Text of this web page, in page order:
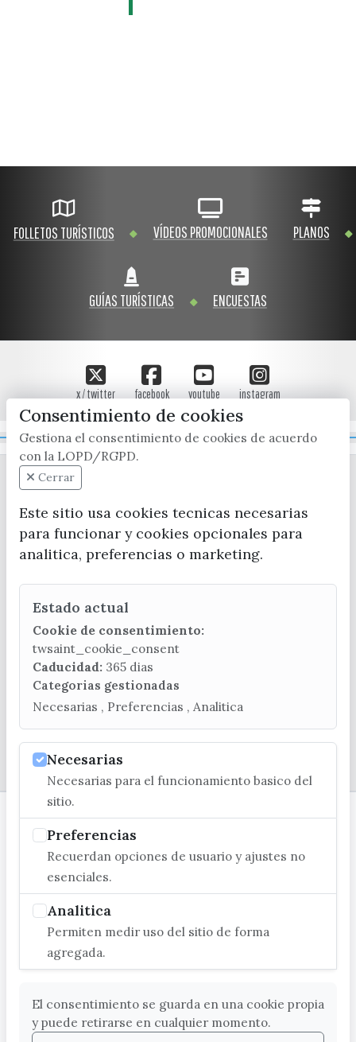
FOLLETOS TURÍSTICOS VÍDEOS PROMOCIONALES PLANOS
GUÍAS TURÍSTICAS ENCUESTAS
x / twitter facebook youtube instagram
Mapa Web
(+34) 952 541 104
turismo@velezmalaga.es
C/ Poniente, 2. CP 29740 - Torre del Mar
© EXCMO. AYUNTAMIENTO DE VÉLEZ-MÁLAGA
Consentimiento de cookies
Gestiona el consentimiento de cookies de acuerdo
con la LOPD/RGPD.
Cerrar
Este sitio usa cookies tecnicas necesarias
para funcionar y cookies opcionales para
analitica, preferencias o marketing.
Estado actual
Cookie de consentimiento:
twsaint_cookie_consent
Caducidad: 365 dias
Categorias gestionadas
Necesarias , Preferencias , Analitica
Necesarias
Necesarias para el funcionamiento basico del
sitio.
Preferencias
Recuerdan opciones de usuario y ajustes no
esenciales.
Analitica
Permiten medir uso del sitio de forma
agregada.
El consentimiento se guarda en una cookie propia
y puede retirarse en cualquier momento.